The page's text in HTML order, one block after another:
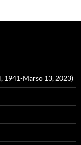
1941-Marso 13, 2023)